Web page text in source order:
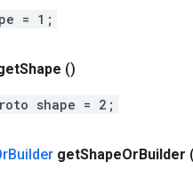
= 1;
Shape ()
shape = 2;
Builder getShapeOrBuilder